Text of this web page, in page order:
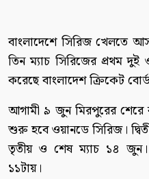
বাংলাদেশে সিরিজ খেলতে
তিন ম্যাচ সিরিজের প্রথম
করেছে বাংলাদেশ ক্রিকেট
আগামী ৯ জুন মিরপুরের শেরে
শুরু হবে ওয়ানডে সিরিজ।
তৃতীয় ও শেষ ম্যাচ ১৪
১১টায়।